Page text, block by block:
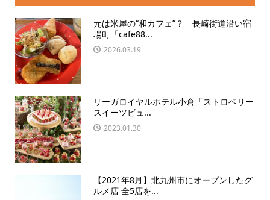
元は米屋の“和カフェ”？ 長崎街道沿い宿
場町「cafe88...
2026.03.19
リーガロイヤルホテル小倉「ストロベリー
スイーツビュ...
2023.01.30
【2021年8月】北九州市にオープンしたグ
ルメ店 全5店を...